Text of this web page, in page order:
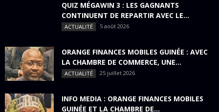
QUIZ MÉGAWIN 3 : LES GAGNANTS
CONTINUENT DE REPARTIR AVEC LE...
ACTUALITÉ 5 août 2026
ORANGE FINANCES MOBILES GUINÉE : AVEC
LA CHAMBRE DE COMMERCE, UNE...
ACTUALITÉ 25 juillet 2026
INFO MEDIA : ORANGE FINANCES MOBILES
GUINÉE ET LA CHAMBRE DE...